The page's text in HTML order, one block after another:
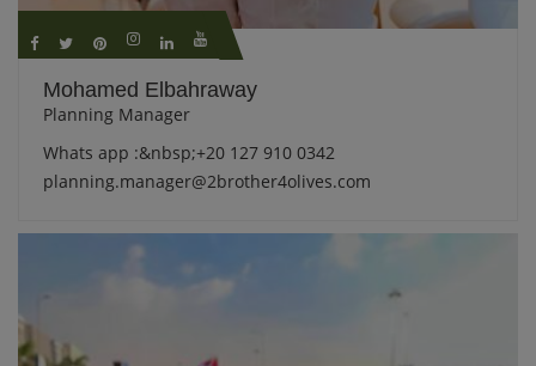
Mohamed Elbahraway
Planning Manager
Whats app :&nbsp;+20 127 910 0342
planning.manager@2brother4olives.com